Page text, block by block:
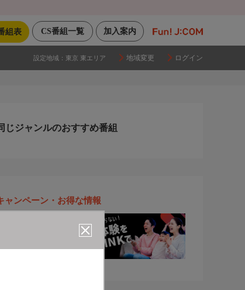
加入案内
CS番組一覧
組表
設定地域： 東京 東エリア 地域変更 ログイン
じジャンルのおすすめ番組
ャンペーン・お得な情報